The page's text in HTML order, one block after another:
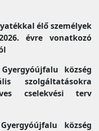
élő személyek
évre vonatkozó
község
szolgáltatásokra
cselekvési terv
község